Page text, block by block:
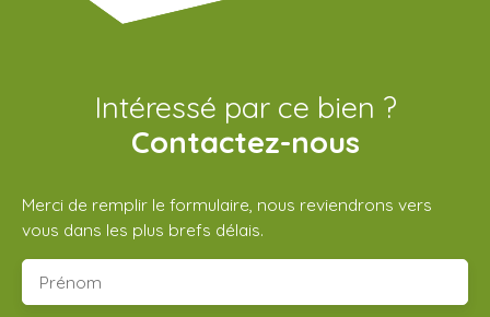
Intéressé par ce bien ?
Contactez-nous
Merci de remplir le formulaire, nous reviendrons vers
vous dans les plus brefs délais.
Prénom